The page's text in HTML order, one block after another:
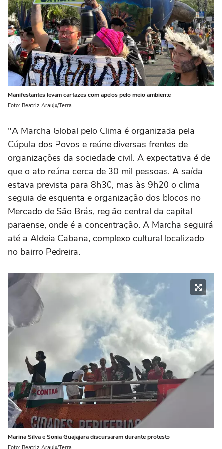
Manifestantes levam cartazes com apelos pelo meio ambiente
Foto: Beatriz Araujo/Terra
"A Marcha Global pelo Clima é organizada pela
Cúpula dos Povos e reúne diversas frentes de
organizações da sociedade civil. A expectativa é de
que o ato reúna cerca de 30 mil pessoas. A saída
estava prevista para 8h30, mas às 9h20 o clima
seguia de esquenta e organização dos blocos no
Mercado de São Brás, região central da capital
paraense, onde é a concentração. A Marcha seguirá
até a Aldeia Cabana, complexo cultural localizado
no bairro Pedreira.
Marina Silva e Sonia Guajajara discursaram durante protesto
Foto: Beatriz Araujo/Terra